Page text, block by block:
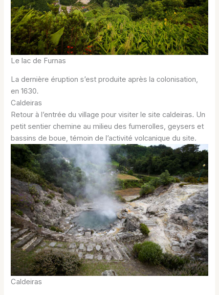
Le lac de Furnas
La dernière éruption s’est produite après la colonisation,
en 1630.
Caldeiras
Retour à l’entrée du village pour visiter le site caldeiras. Un
petit sentier chemine au milieu des fumerolles, geysers et
bassins de boue, témoin de l’activité volcanique du site.
Caldeiras